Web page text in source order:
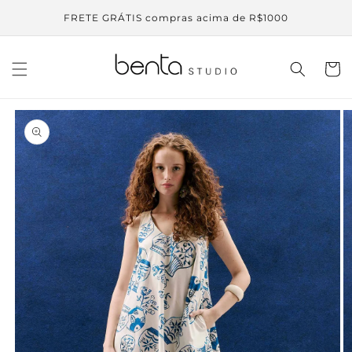
FRETE GRÁTIS compras acima de R$1000
as
informações
do produto